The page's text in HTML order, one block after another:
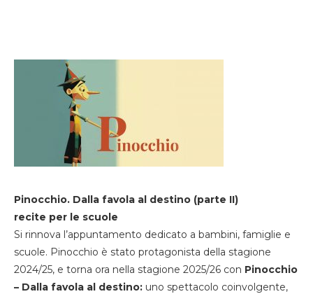
Pinocchio. Dalla favola al destino (parte II)
recite per le scuole
Si rinnova l’appuntamento dedicato a bambini, famiglie e
scuole. Pinocchio è stato protagonista della stagione
2024/25, e torna ora nella stagione 2025/26 con Pinocchio
– Dalla favola al destino: uno spettacolo coinvolgente,